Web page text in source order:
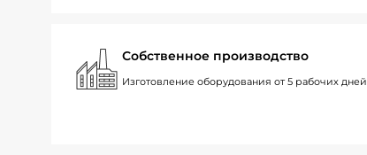
Собственное производство
Изготовление оборудования от 5 рабочих дней